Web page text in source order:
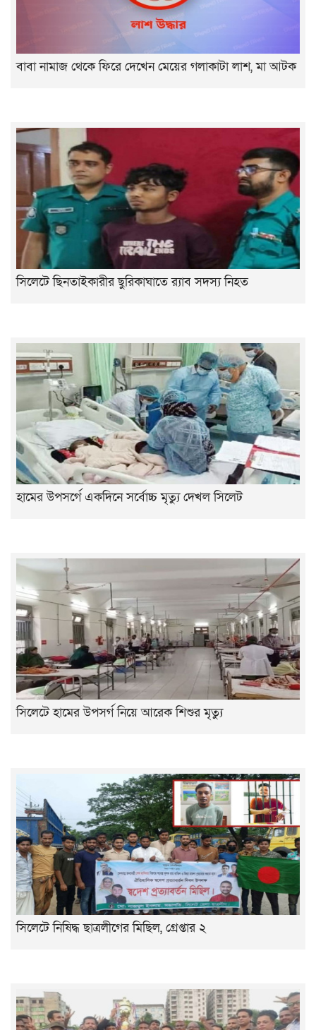
বাবা নামাজ থেকে ফিরে দেখেন মেয়ের গলাকাটা লাশ, মা আটক
সিলেটে ছিনতাইকারীর ছুরিকাঘাতে র‌্যাব সদস্য নিহত
হামের উপসর্গে একদিনে সর্বোচ্চ মৃত্যু দেখল সিলেট
সিলেটে হামের উপসর্গ নিয়ে আরেক শিশুর মৃত্যু
সিলেটে নিষিদ্ধ ছাত্রলীগের মিছিল, গ্রেপ্তার ২